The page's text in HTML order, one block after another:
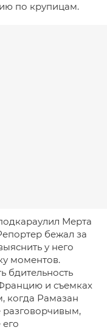
по крупицам.
Мерта
бежал за
у него
моментов.
бдительность
и съемках
когда Рамазан
разговорчивым,